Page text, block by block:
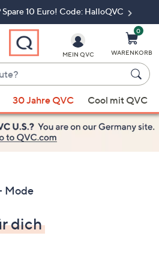
10 Euro! Code: HalloQVC
MEIN QVC
0
WARENKORB
30 Jahre QVC Cool mit QVC
Mode
dich